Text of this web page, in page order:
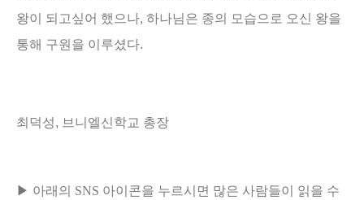
왕이 되고싶어 했으나, 하나님은 종의 모습으로 오신 왕을
통해 구원을 이루셨다.
최덕성, 브니엘신학교 총장
▶ 아래의 SNS 아이콘을 누르시면 많은 사람들이 읽을 수